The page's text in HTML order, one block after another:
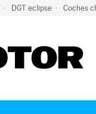
DGT eclipse Coches